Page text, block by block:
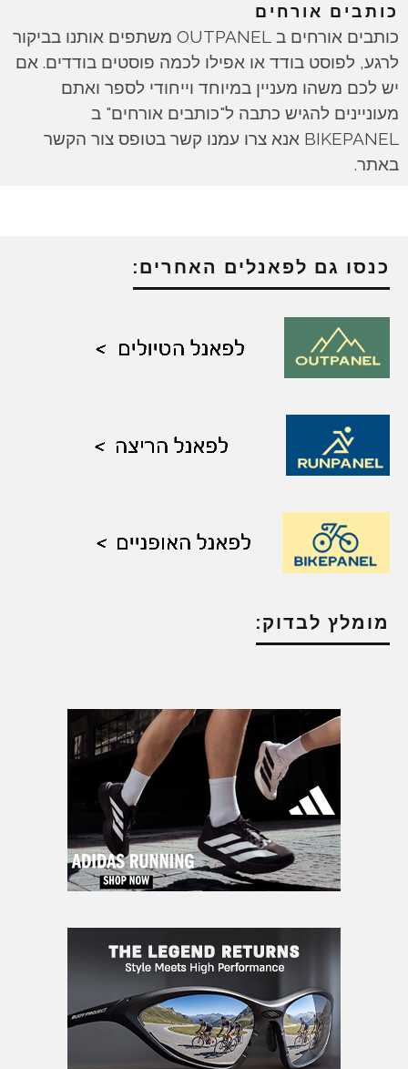
כותבים אורחים
כותבים אורחים ב OUTPANEL משתפים אותנו בביקור
לרגע, לפוסט בודד או אפילו לכמה פוסטים בודדים. אם
יש לכם משהו מעניין במיוחד וייחודי לספר ואתם
מעוניינים להגיש כתבה ל"כותבים אורחים" ב
BIKEPANEL אנא צרו עמנו קשר בטופס צור הקשר
באתר.
כנסו גם לפאנלים האחרים:
מומלץ לבדוק: